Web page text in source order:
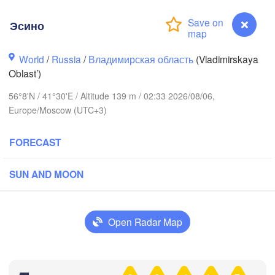
Эсино
World /Russia /Владимирская область (Vladimirskaya
Oblast’)
56°8'N / 41°30'E / Altitude 139 m / 02:33 2026/08/06,
Europe/Moscow (UTC+3)
FORECAST
SUN AND MOON
Open Radar Map
Ярославль
Череповец
(Cherepovets)
Вологда
(Vologda)
(Vladimir)Эсино